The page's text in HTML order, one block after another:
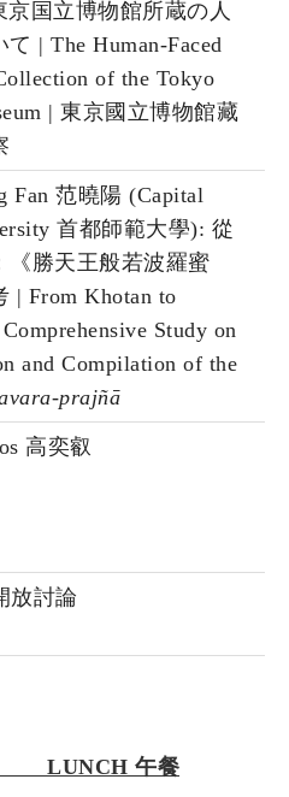
京国立博物館所蔵の人
| The Human-Faced
of the Tokyo
| 東京國立博物館藏
Fan 范曉陽 (Capital
首都師範大學): 從
《勝天王般若波羅蜜
| From Khotan to
Study on
and Compilation of the
prajñā
高奕叡
放討論
LUNCH 午餐